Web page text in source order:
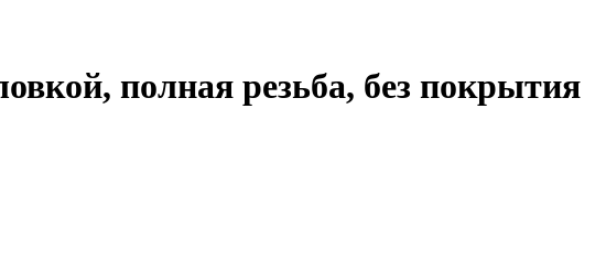
полная резьба, без покрытия